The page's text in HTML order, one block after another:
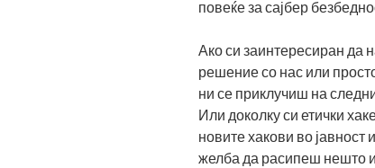
повеќе за сајбер
Ако си заинтересиран да
решение со нас или
ни се приклучиш на
Или доколку си етички
новите хакови во јавност
желба да расипеш нешто